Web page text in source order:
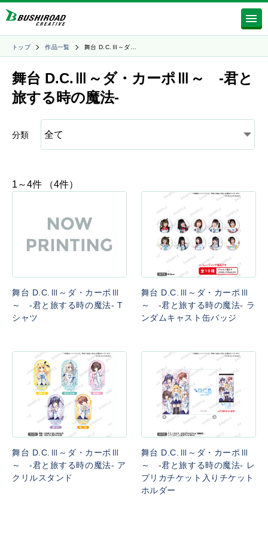
トップ 作品一覧 舞台 D.C.Ⅲ～ダ…
舞台 D.C.Ⅲ～ダ・カーポⅢ～ -君と
旅する時の魔法-
分類
1～4件 （4件）
舞台 D.C.Ⅲ～ダ・カーポⅢ
～ -君と旅する時の魔法- T
シャツ
舞台 D.C.Ⅲ～ダ・カーポⅢ
～ -君と旅する時の魔法- ラ
ンダムキャスト缶バッジ
舞台 D.C.Ⅲ～ダ・カーポⅢ
～ -君と旅する時の魔法- ア
クリルスタンド
舞台 D.C.Ⅲ～ダ・カーポⅢ
～ -君と旅する時の魔法- レ
プリカチケット入りチケット
ホルダー